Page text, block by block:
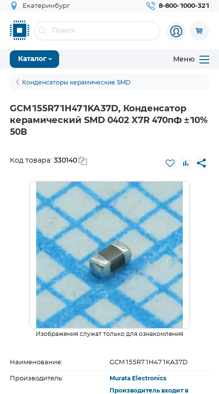
Екатеринбург 8-800-1000-321
Каталог Меню
Конденсаторы керамические SMD
GCM155R71H471KA37D, Конденсатор
керамический SMD 0402 X7R 470пФ ±10%
50В
Код товара: 330140
Изображения служат только для ознакомления
Наименование: GCM155R71H471KA37D
Производитель: Murata Electronics
Производитель входит в